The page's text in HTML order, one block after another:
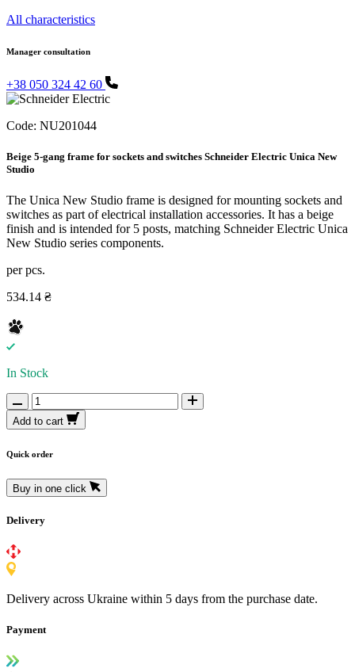
All characteristics
Manager consultation
+38 050 324 42 60
Code: NU201044
Beige 5-gang frame for sockets and switches Schneider Electric Unica New
Studio
The Unica New Studio frame is designed for mounting sockets and
switches as part of electrical installation accessories. It has a beige
finish and is intended for 5 posts, matching Schneider Electric Unica
New Studio series components.
per pcs.
534.14 ₴
In Stock
Add to cart
Quick order
Buy in one click
Delivery
Delivery across Ukraine within 5 days from the purchase date.
Payment